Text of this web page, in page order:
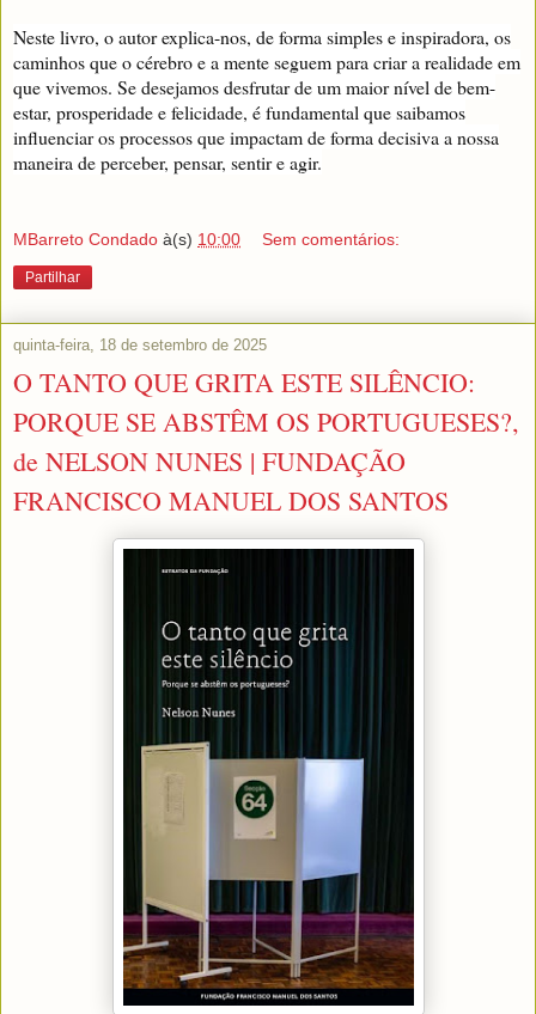
Neste livro, o autor explica-nos, de forma simples e inspiradora, os
caminhos que o cérebro e a mente seguem para criar a realidade em
que vivemos. Se desejamos desfrutar de um maior nível de bem-
estar, prosperidade e felicidade, é fundamental que saibamos
influenciar os processos que impactam de forma decisiva a nossa
maneira de perceber, pensar, sentir e agir.
MBarreto Condado à(s) 10:00 Sem comentários:
Partilhar
quinta-feira, 18 de setembro de 2025
O TANTO QUE GRITA ESTE SILÊNCIO:
PORQUE SE ABSTÊM OS PORTUGUESES?,
de NELSON NUNES | FUNDAÇÃO
FRANCISCO MANUEL DOS SANTOS